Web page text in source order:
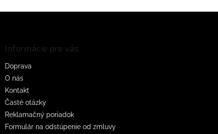
Informácie pre vás
Doprava
O nás
Kontakt
Časté otázky
Reklamačný poriadok
Formulár na odstúpenie od zmluvy